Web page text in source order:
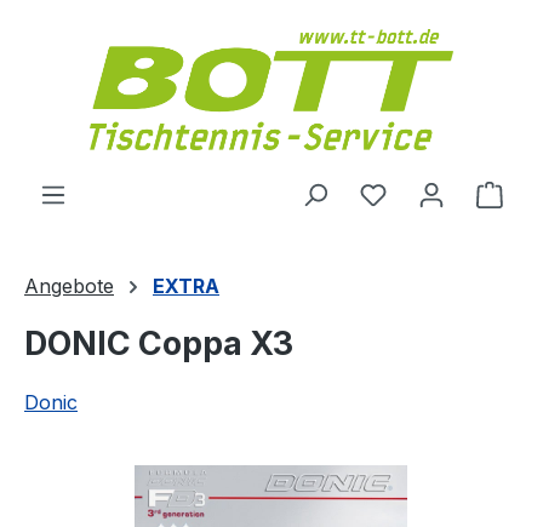
Du hast 0
Angebote EXTRA
DONIC Coppa X3
Donic